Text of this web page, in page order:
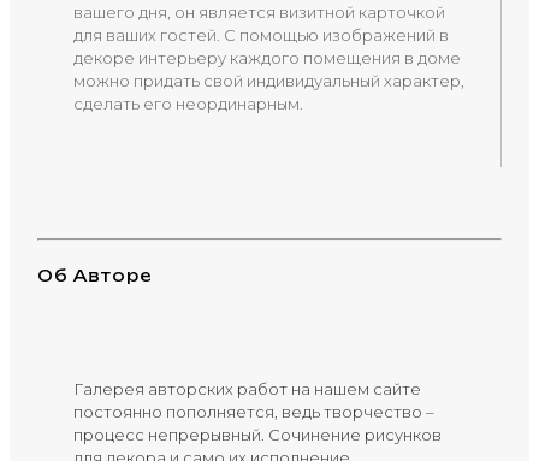
вашего дня, он является визитной карточкой
для ваших гостей. С помощью изображений в
декоре интерьеру каждого помещения в доме
можно придать свой индивидуальный характер,
сделать его неординарным.
Об Авторе
Галерея авторских работ на нашем сайте
постоянно пополняется, ведь творчество –
процесс непрерывный. Сочинение рисунков
для декора и само их исполнение